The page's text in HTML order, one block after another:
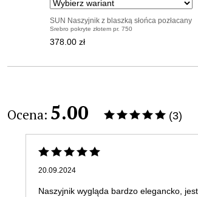
SUN Naszyjnik z blaszką słońca pozłacany
Srebro pokryte złotem pr. 750
378.00 zł
Ocena: 5.00 (3)
20.09.2024
Naszyjnik wygląda bardzo elegancko, jest